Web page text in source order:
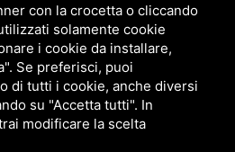
Veneti
con la crocetta o cliccando
solamente cookie
i cookie da installare,
Se preferisci, puoi
di tutti i cookie, anche diversi
su "Accetta tutti". In
modificare la scelta